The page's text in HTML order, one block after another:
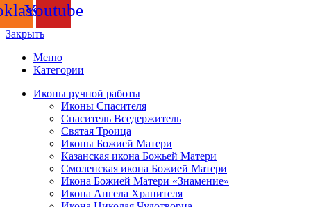
Youtube
Закрыть
Меню
Категории
Иконы ручной работы
Иконы Спасителя
Спаситель Вседержитель
Святая Троица
Иконы Божией Матери
Казанская икона Божьей Матери
Смоленская икона Божией Матери
Икона Божией Матери «Знамение»
Икона Ангела Хранителя